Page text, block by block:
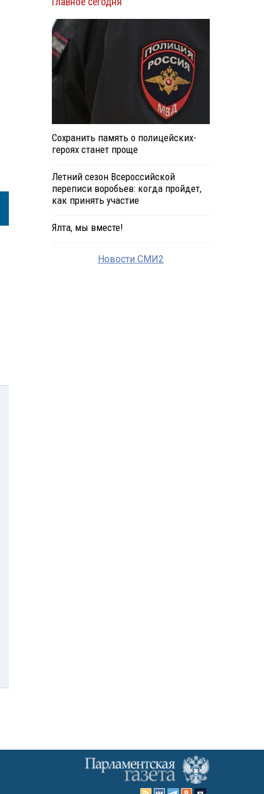
Сохранить память о полицейских-
героях станет проще
Летний сезон Всероссийской
переписи воробьев: когда пройдет,
как принять участие
Ялта, мы вместе!
Новости СМИ2